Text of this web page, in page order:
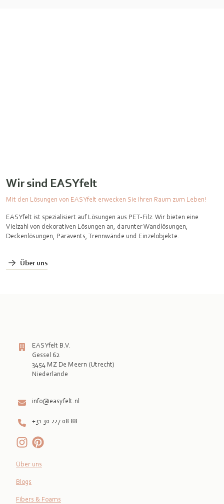
Wir sind EASYfelt
Mit den Lösungen von EASYfelt erwecken Sie Ihren Raum zum Leben!
EASYfelt ist spezialisiert auf Lösungen aus PET-Filz. Wir bieten eine
Vielzahl von dekorativen Lösungen an, darunter Wandlösungen,
Deckenlösungen, Paravents, Trennwände und Einzelobjekte.
Über uns
EASYfelt B.V.
Gessel 62
3454 MZ De Meern (Utrecht)
Niederlande
info@easyfelt.nl
+31 30 227 08 88
Über uns
Blogs
Fibers & Foams